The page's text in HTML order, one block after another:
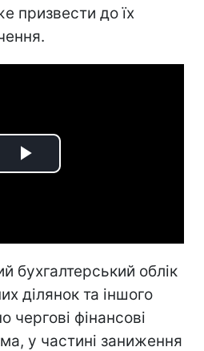
призвести до їх
Play
бухгалтерський облік
ділянок та іншого
чергові фінансові
у частині заниження